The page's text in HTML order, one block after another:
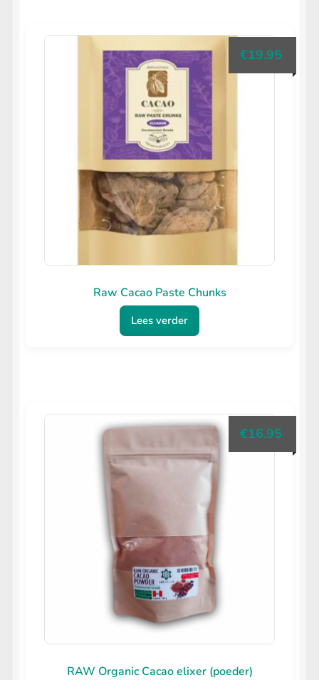
Raw Cacao Paste Chunks
€19.95
Lees verder
RAW Organic Cacao elixer (poeder)
€16.95